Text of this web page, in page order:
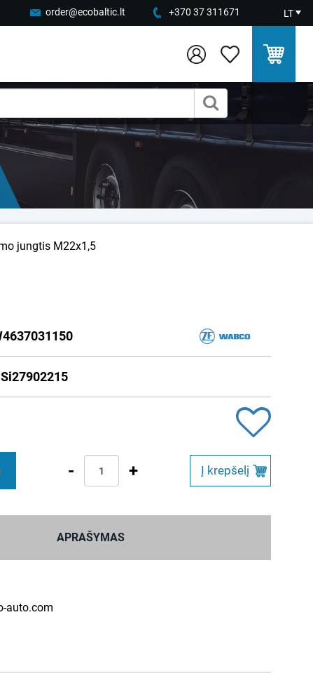
order@ecobaltic.lt +370 37 311671 LT
jungtis M22x1,5
- + Į krepšelį
APRAŠYMAS
auto.com